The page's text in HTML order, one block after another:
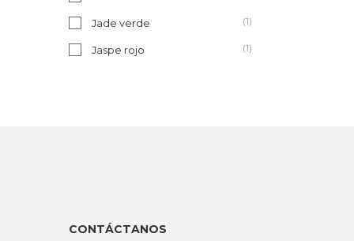
Jade verde (1)
Jaspe rojo (1)
CONTÁCTANOS